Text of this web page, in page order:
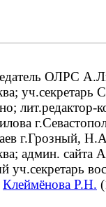
ОЛРС
уч.секретарь
лит.редактор-
г.Грозный,
админ. сайта
уч.секретарь
Клеймёнова Р.Н.